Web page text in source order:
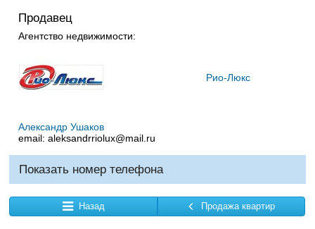
Продавец
Агентство недвижимости:
Рио-Люкс
Александр Ушаков
email: aleksandrriolux@mail.ru
Показать номер телефона
Назад Продажа квартир